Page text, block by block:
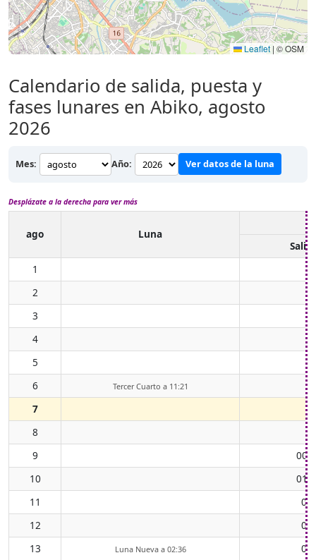
Leaflet | © OSM
Calendario de salida, puesta y
fases lunares en Abiko, agosto
2026
Mes: Año: Ver datos de la luna
Desplázate a la derecha para ver más
ago
Luna
1
2
3
4
5
6
Tercer Cuarto a 11:21
7
8
9
10
11
12
13
Luna Nueva a 02:36